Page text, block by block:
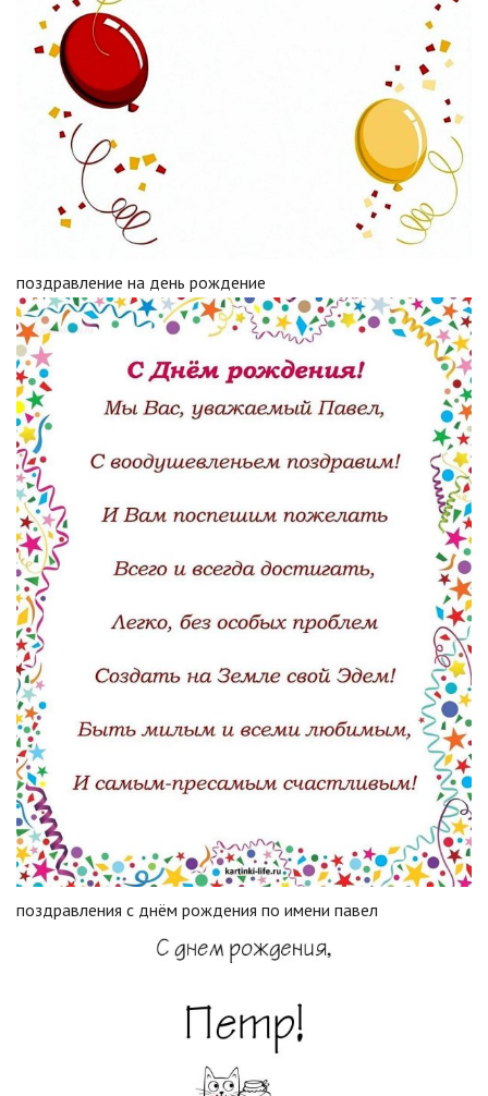
поздравление на день рождение
поздравления с днём рождения по имени павел